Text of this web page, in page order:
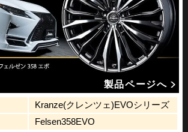
製品ページへ
Kranze(クレンツェ)EVOシリーズ
Felsen358EVO